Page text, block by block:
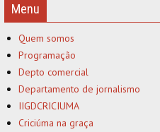
Menu
Quem somos
Programação
Depto comercial
Departamento de jornalismo
IIGDCRICIUMA
Criciúma na graça